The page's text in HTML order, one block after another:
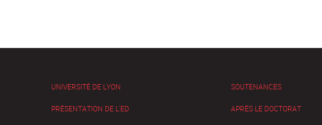
UNIVERSITÉ DE LYON
PRÉSENTATION DE L'ED
SOUTENANCES
APRÈS LE DOCTORAT